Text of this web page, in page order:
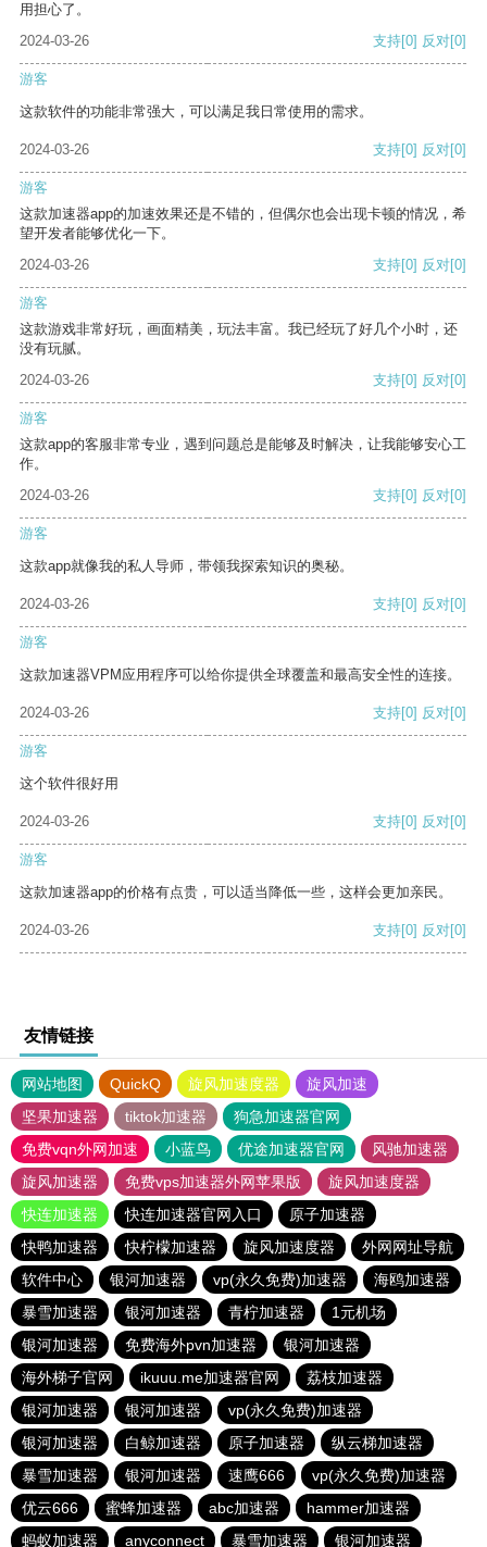
用担心了。
2024-03-26
支持[0] 反对[0]
游客
这款软件的功能非常强大，可以满足我日常使用的需求。
2024-03-26 支持[0] 反对[0]
游客
这款加速器app的加速效果还是不错的，但偶尔也会出现卡顿的情况，希
望开发者能够优化一下。
2024-03-26
支持[0] 反对[0]
游客
这款游戏非常好玩，画面精美，玩法丰富。我已经玩了好几个小时，还
没有玩腻。
2024-03-26
支持[0] 反对[0]
游客
这款app的客服非常专业，遇到问题总是能够及时解决，让我能够安心工
作。
2024-03-26
支持[0] 反对[0]
游客
这款app就像我的私人导师，带领我探索知识的奥秘。
2024-03-26 支持[0] 反对[0]
游客
这款加速器VPM应用程序可以给你提供全球覆盖和最高安全性的连接。
2024-03-26 支持[0] 反对[0]
游客
这个软件很好用
2024-03-26 支持[0] 反对[0]
游客
这款加速器app的价格有点贵，可以适当降低一些，这样会更加亲民。
2024-03-26 支持[0] 反对[0]
友情链接
网站地图 QuickQ 旋风加速度器
旋风加速
坚果加速器
tiktok加速器
狗急加速器官网
免费vqn外网加速
小蓝鸟 优途加速器官网
风驰加速器
旋风加速器
免费vps加速器外网苹果版
旋风加速度器
快连加速器
快连加速器官网入口
原子加速器
快鸭加速器
快柠檬加速器 旋风加速度器
外网网址导航
软件中心
银河加速器 vp(永久免费)加速器
海鸥加速器
暴雪加速器
银河加速器 青柠加速器
1元机场
银河加速器
免费海外pvn加速器
银河加速器
海外梯子官网
ikuuu.me加速器官网
荔枝加速器
银河加速器
银河加速器
vp(永久免费)加速器
银河加速器
白鲸加速器 原子加速器
纵云梯加速器
暴雪加速器
银河加速器 速鹰666
vp(永久免费)加速器
优云666
蜜蜂加速器 abc加速器
hammer加速器
蚂蚁加速器
anyconnect 暴雪加速器 银河加速器